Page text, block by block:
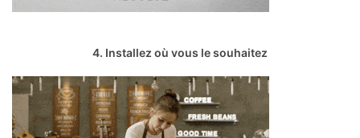
4. Installez où vous le souhaitez